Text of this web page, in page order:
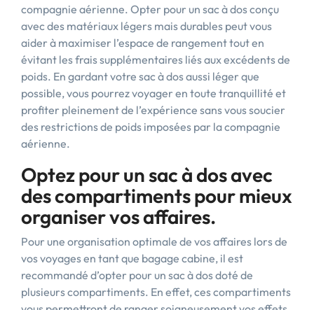
compagnie aérienne. Opter pour un sac à dos conçu
avec des matériaux légers mais durables peut vous
aider à maximiser l’espace de rangement tout en
évitant les frais supplémentaires liés aux excédents de
poids. En gardant votre sac à dos aussi léger que
possible, vous pourrez voyager en toute tranquillité et
profiter pleinement de l’expérience sans vous soucier
des restrictions de poids imposées par la compagnie
aérienne.
Optez pour un sac à dos avec
des compartiments pour mieux
organiser vos affaires.
Pour une organisation optimale de vos affaires lors de
vos voyages en tant que bagage cabine, il est
recommandé d’opter pour un sac à dos doté de
plusieurs compartiments. En effet, ces compartiments